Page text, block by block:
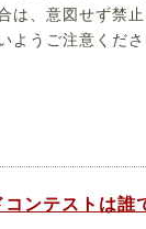
は、意図せず禁
ようご注意くださ
ンテストは誰